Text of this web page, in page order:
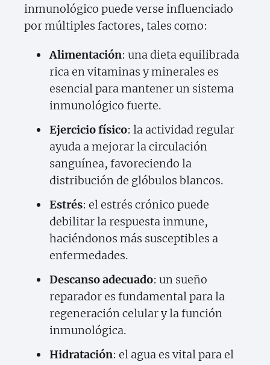
inmunológico puede verse influenciado
por múltiples factores, tales como:
Alimentación: una dieta equilibrada
rica en vitaminas y minerales es
esencial para mantener un sistema
inmunológico fuerte.
Ejercicio físico: la actividad regular
ayuda a mejorar la circulación
sanguínea, favoreciendo la
distribución de glóbulos blancos.
Estrés: el estrés crónico puede
debilitar la respuesta inmune,
haciéndonos más susceptibles a
enfermedades.
Descanso adecuado: un sueño
reparador es fundamental para la
regeneración celular y la función
inmunológica.
Hidratación: el agua es vital para el